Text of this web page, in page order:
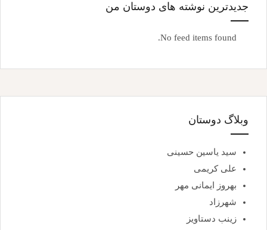
جدیدترین نوشته های دوستان من
No feed items found.
وبلاگ دوستان
سید یاسین حسینی
علی کریمی
بهروز ایمانی مهر
شهرزاد
زینب دستاویز